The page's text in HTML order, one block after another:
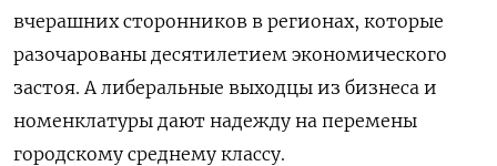
вчерашних сторонников в регионах, которые
разочарованы десятилетием экономического
застоя. А либеральные выходцы из бизнеса и
номенклатуры дают надежду на перемены
городскому среднему классу.